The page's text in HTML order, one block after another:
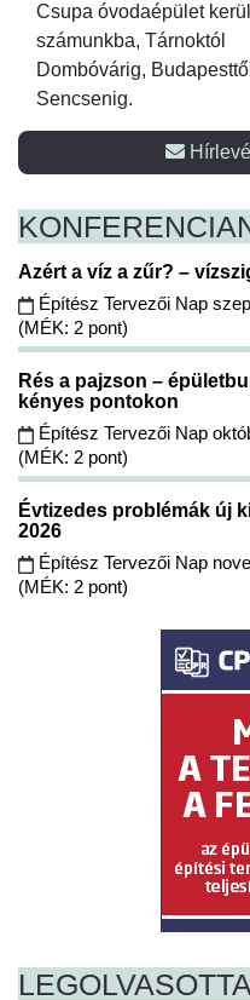
Csupa óvodaépület
számunkba, Tárnoktól
Dombóvárig, Budapesttől
Sencsenig.
KONFERENCIA
Azért a víz a zűr? –
Építész Tervezői Nap
(MÉK: 2 pont)
Rés a pajzson –
kényes pontokon
Építész Tervezői Nap
(MÉK: 2 pont)
Évtizedes problémák új
2026
Építész Tervezői Nap
(MÉK: 2 pont)